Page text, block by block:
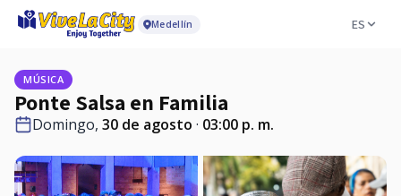
Medellín ES
MÚSICA
Ponte Salsa en Familia
Domingo, 30 de agosto · 03:00 p. m.